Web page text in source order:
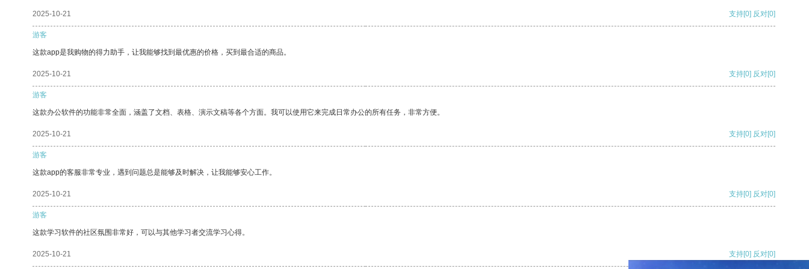
2025-10-21 支持[0] 反对[0]
游客
这款app是我购物的得力助手，让我能够找到最优惠的价格，买到最合适的商品。
2025-10-21 支持[0] 反对[0]
游客
这款办公软件的功能非常全面，涵盖了文档、表格、演示文稿等各个方面。我可以使用它来完成日常办公的所有任务，非常方便。
2025-10-21 支持[0] 反对[0]
游客
这款app的客服非常专业，遇到问题总是能够及时解决，让我能够安心工作。
2025-10-21 支持[0] 反对[0]
游客
这款学习软件的社区氛围非常好，可以与其他学习者交流学习心得。
2025-10-21 支持[0] 反对[0]